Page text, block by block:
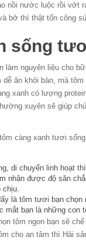
nồi nước luộc rồi vớt
bở thì thật tốn công
sống
nguyên liệu cho
ăn khỏi bàn, mà
xanh có lượng
xuyên sẽ giúp
càng xanh tươi
di chuyển linh hoạt
nhận được độ săn
chịu.
là tôm tươi bạn chọn
bạn là những con
tôm ngon bạn sẽ
cho an tâm thì Hải